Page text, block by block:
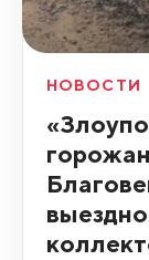
НОВОСТИ